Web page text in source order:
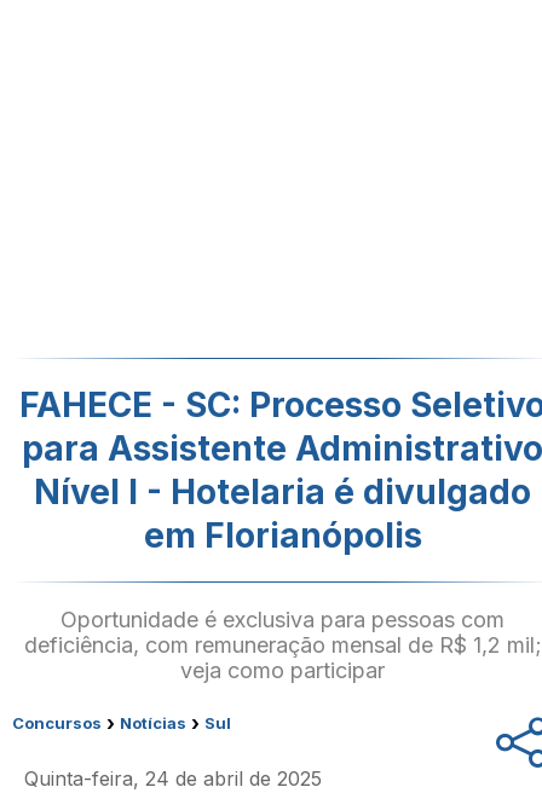
FAHECE - SC: Processo
para Assistente
Nível I - Hotelaria é divulgado
em Florianópolis
Oportunidade é exclusiva para pessoas com
deficiência, com remuneração mensal de R$ 1,2 mil;
veja como participar
Concursos › Notícias › Sul
Quinta-feira, 24 de abril de 2025